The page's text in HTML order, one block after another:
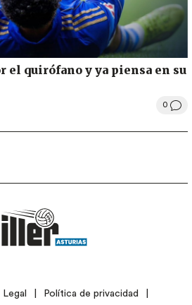
el quirófano y ya piensa en su
0
Política de privacidad